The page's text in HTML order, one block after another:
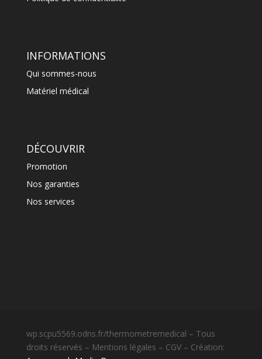
INFORMATIONS
Qui sommes-nous
Matériel médical
DÉCOUVRIR
Promotion
Nos garanties
Nos services
wp.scpu5569.odns.fr/thermometremedical – Tous
droits réservés – Mentions légales – CGV – Création: